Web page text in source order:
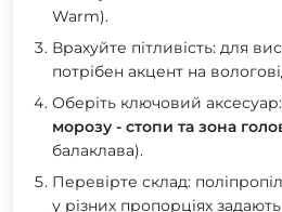
Warm).
Врахуйте пітливість: для
потрібен акцент на
Оберіть ключовий аксесуар:
морозу - стопи та зона
балаклава).
Перевірте склад:
у різних пропорціях